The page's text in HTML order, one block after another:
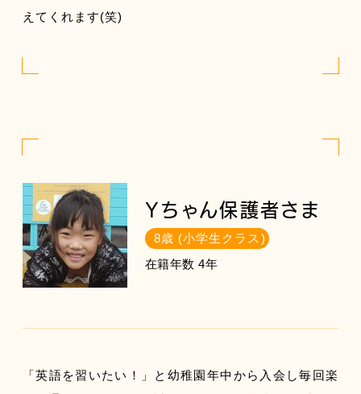
えてくれます(笑)
Yちゃん保護者さま
8歳 (小学生クラス)
在籍年数 4年
「英語を習いたい！」と幼稚園年中から入会し毎回楽